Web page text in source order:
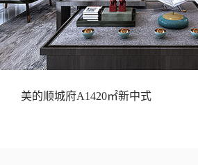
美的顺城府A1420㎡新中式